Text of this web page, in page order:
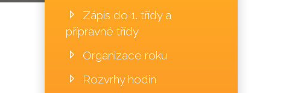
Zápis do 1. třídy a
přípravné třídy
Organizace roku
Rozvrhy hodin